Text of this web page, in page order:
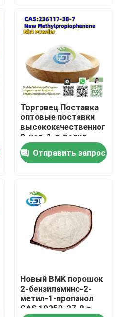
Торговец Поставка
оптовые поставки
высококачественного
2-иод-1-п-толил-
пропан-1-он порошка
cas 236117-38-7
более низкая цена
Отправить запрос
Новый BMK порошок
2-бензиламино-2-
метил-1-пропанол
CAS 10250-27-8 с